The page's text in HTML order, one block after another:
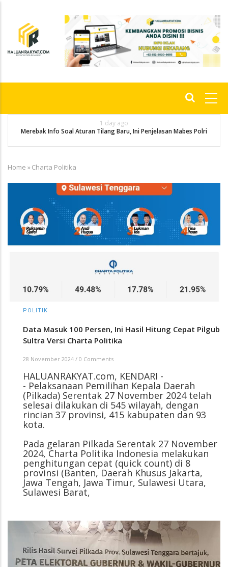
content
1 day ago
Merebak Info Soal Aturan Tilang Baru, Ini Penjelasan Mabes Polri
Breadcrumb
Home »Charta Politika
POLITIK
Data Masuk 100 Persen, Ini Hasil Hitung Cepat Pilgub
Sultra Versi Charta Politika
28 November 2024 / 0 Comments
HALUANRAKYAT.com, KENDARI -
- Pelaksanaan Pemilihan Kepala Daerah
(Pilkada) Serentak 27 November 2024 telah
selesai dilakukan di 545 wilayah, dengan
rincian 37 provinsi, 415 kabupaten dan 93
kota.
Pada gelaran Pilkada Serentak 27 November
2024, Charta Politika Indonesia melakukan
penghitungan cepat (quick count) di 8
provinsi (Banten, Daerah Khusus Jakarta,
Jawa Tengah, Jawa Timur, Sulawesi Utara,
Sulawesi Barat,